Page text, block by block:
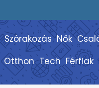
Szórakozás Nők
Otthon Tech Férfiak